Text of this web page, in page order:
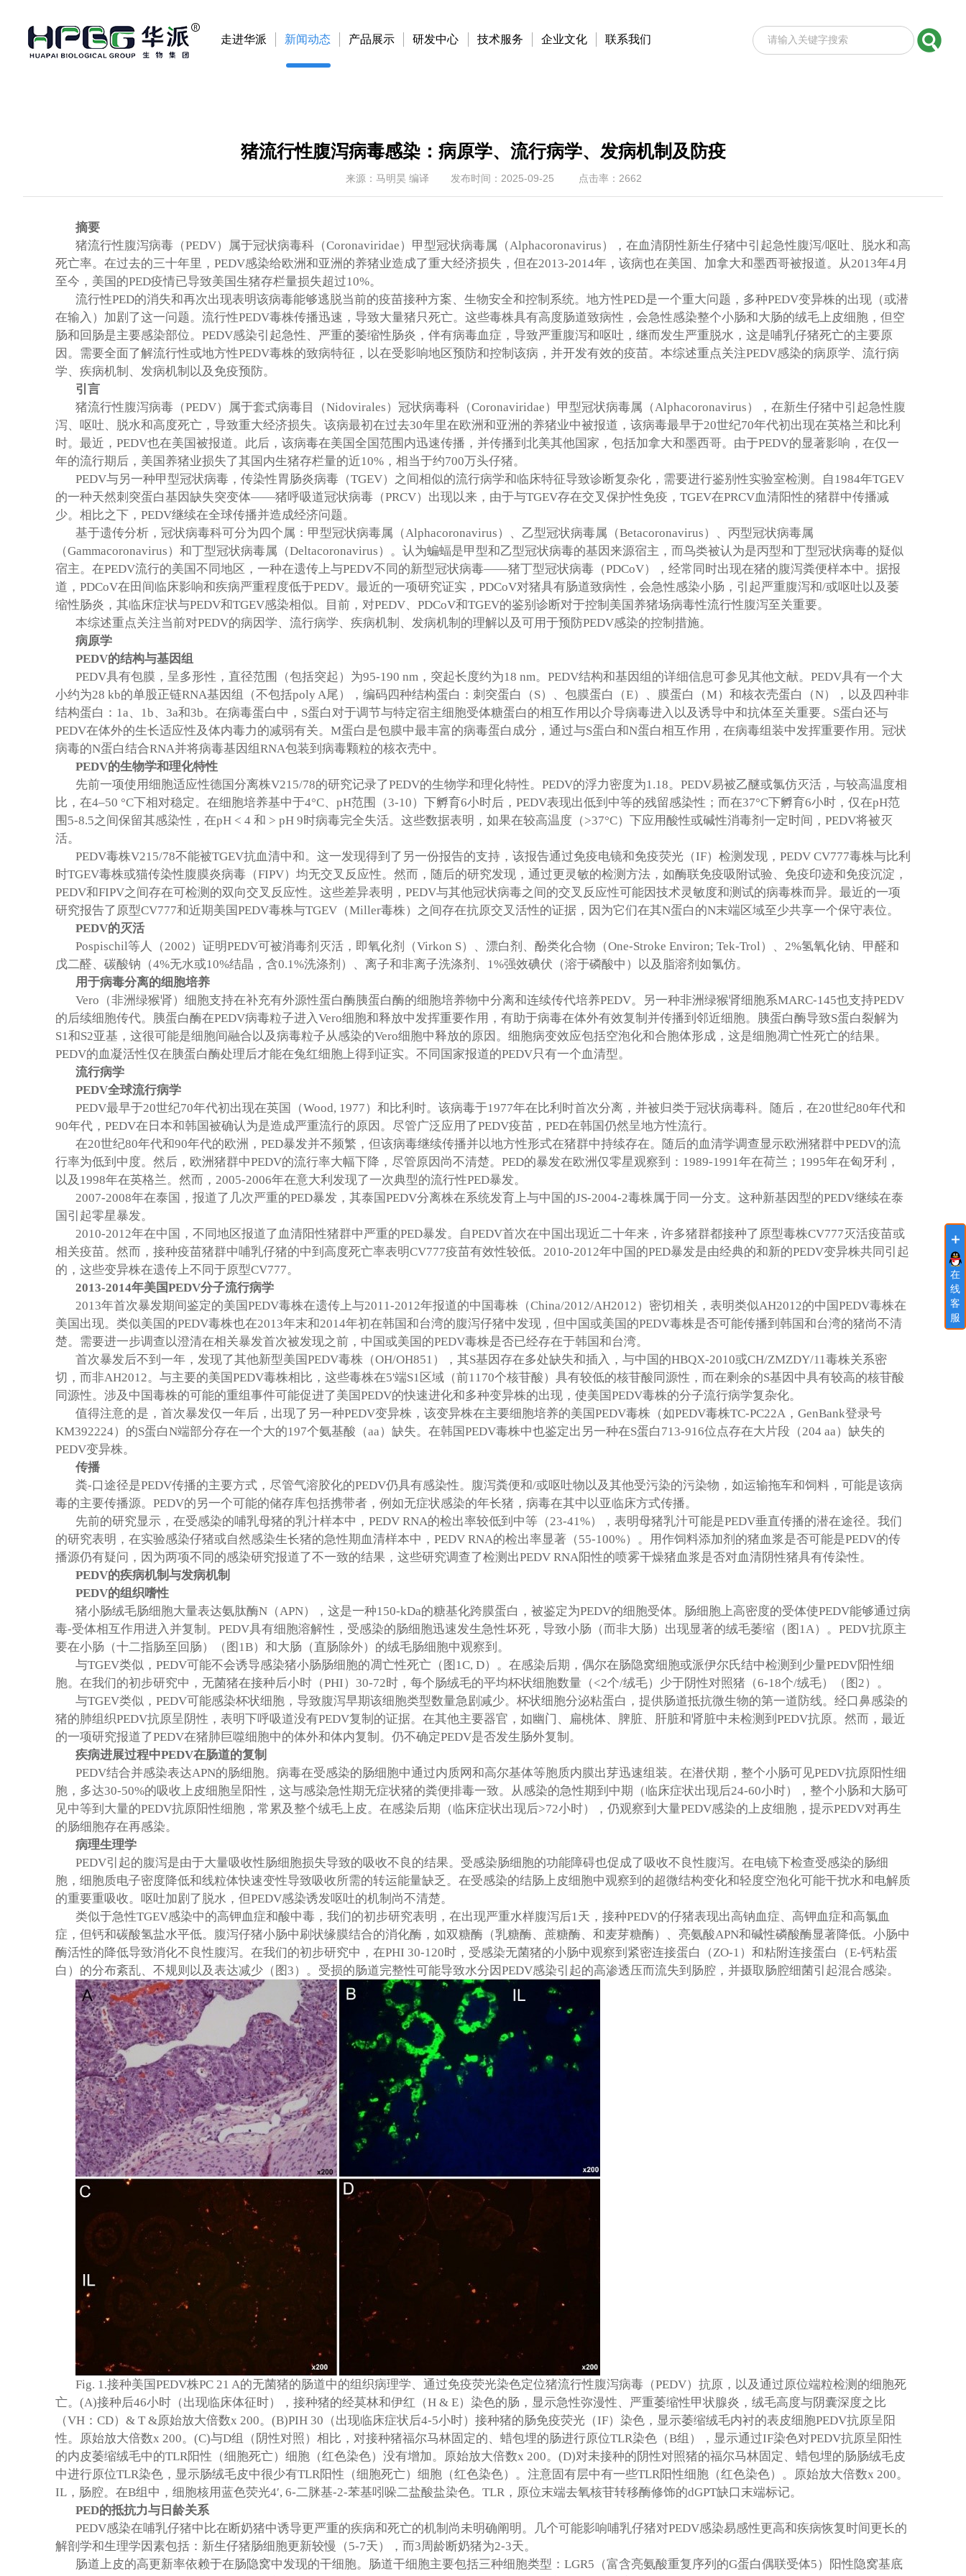
走进华派 新闻动态 产品展示 研发中心 技术服务 企业文化 联系我们
在
线
客
服
猪流行性腹泻病毒感染：病原学、流行病学、发病机制及防疫
来源：马明昊 编译 发布时间：2025-09-25 点击率：2662
摘要
猪流行性腹泻病毒（PEDV）属于冠状病毒科（Coronaviridae ）甲型冠状病毒属（Alphacoronavirus ），在血清阴性新生仔猪中引起急性腹泻/呕吐、脱水和高
死亡率。在过去的三十年里， PEDV感染给欧洲和亚洲的养猪业造成了重大经济损失，但在2013-2014年，该病也在美国、加拿大和墨西哥被报道。从2013年4月
至今，美国的PED疫情已导致美国生猪存栏量损失超过10%。
流行性PED的消失和再次出现表明该病毒能够逃脱当前的疫苗接种方案、生物安全和控制系统。地方性PED是一个重大问题，多种PEDV变异株的出现（或潜
在输入）加剧了这一问题。流行性PEDV毒株传播迅速，导致大量猪只死亡。这些毒株具有高度肠道致病性，会急性感染整个小肠和大肠的绒毛上皮细胞，但空
肠和回肠是主要感染部位。 PEDV感染引起急性、严重的萎缩性肠炎，伴有病毒血症，导致严重腹泻和呕吐，继而发生严重脱水，这是哺乳仔猪死亡的主要原
因。需要全面了解流行性或地方性PEDV毒株的致病特征，以在受影响地区预防和控制该病，并开发有效的疫苗。本综述重点关注PEDV感染的病原学、流行病
学、疾病机制、发病机制以及免疫预防。
引言
猪流行性腹泻病毒（PEDV）属于套式病毒目（Nidovirales ）冠状病毒科（Coronaviridae ）甲型冠状病毒属（Alphacoronavirus ），在新生仔猪中引起急性腹
泻、呕吐、脱水和高度死亡，导致重大经济损失。该病最初在过去30年里在欧洲和亚洲的养猪业中被报道，该病毒最早于20世纪70年代初出现在英格兰和比利
时。最近， PEDV也在美国被报道。此后，该病毒在美国全国范围内迅速传播，并传播到北美其他国家，包括加拿大和墨西哥。由于PEDV的显著影响，在仅一
年的流行期后，美国养猪业损失了其国内生猪存栏量的近10% ，相当于约700万头仔猪。
PEDV与另一种甲型冠状病毒，传染性胃肠炎病毒（TGEV）之间相似的流行病学和临床特征导致诊断复杂化，需要进行鉴别性实验室检测。自 1984年TGEV
的一种天然刺突蛋白基因缺失突变体——猪呼吸道冠状病毒（PRCV）出现以来，由于与TGEV存在交叉保护性免疫， TGEV在PRCV血清阳性的猪群中传播减
少。相比之下， PEDV继续在全球传播并造成经济问题。
基于遗传分析，冠状病毒科可分为四个属：甲型冠状病毒属（Alphacoronavirus ）、乙型冠状病毒属（Betacoronavirus ）、丙型冠状病毒属
（Gammacoronavirus ）和丁型冠状病毒属（Deltacoronavirus ）。认为蝙蝠是甲型和乙型冠状病毒的基因来源宿主，而鸟类被认为是丙型和丁型冠状病毒的疑似
宿主。在PEDV流行的美国不同地区，一种在遗传上与PEDV不同的新型冠状病毒——猪丁型冠状病毒（PDCoV），经常同时出现在猪的腹泻粪便样本中。据报
道， PDCoV在田间临床影响和疾病严重程度低于PEDV。最近的一项研究证实， PDCoV对猪具有肠道致病性，会急性感染小肠，引起严重腹泻和/或呕吐以及萎
缩性肠炎，其临床症状与PEDV和TGEV感染相似。目前，对PEDV、 PDCoV和TGEV的鉴别诊断对于控制美国养猪场病毒性流行性腹泻至关重要。
本综述重点关注当前对PEDV的病因学、流行病学、疾病机制、发病机制的理解以及可用于预防PEDV感染的控制措施。
病原学
PEDV的结构与基因组
PEDV具有包膜，呈多形性，直径范围（包括突起）为95-190 nm ，突起长度约为18 nm。 PEDV结构和基因组的详细信息可参见其他文献。 PEDV具有一个大
小约为28 kb的单股正链RNA基因组（不包括poly A尾），编码四种结构蛋白：刺突蛋白（S）、包膜蛋白（E）、膜蛋白（M）和核衣壳蛋白（N），以及四种非
结构蛋白： 1a、 1b、 3a和3b。在病毒蛋白中， S蛋白对于调节与特定宿主细胞受体糖蛋白的相互作用以介导病毒进入以及诱导中和抗体至关重要。 S蛋白还与
PEDV在体外的生长适应性及体内毒力的减弱有关。 M蛋白是包膜中最丰富的病毒蛋白成分，通过与S蛋白和N蛋白相互作用，在病毒组装中发挥重要作用。冠状
病毒的N蛋白结合RNA并将病毒基因组RNA包装到病毒颗粒的核衣壳中。
PEDV的生物学和理化特性
先前一项使用细胞适应性德国分离株V215/78的研究记录了PEDV的生物学和理化特性。 PEDV的浮力密度为1.18。 PEDV易被乙醚或氯仿灭活，与较高温度相
比，在4–50 °C下相对稳定。在细胞培养基中于4°C、 pH范围（3-10 ）下孵育6小时后， PEDV表现出低到中等的残留感染性；而在37°C下孵育6小时，仅在pH范
围 5-8.5之间保留其感染性，在pH < 4 和 > pH 9时病毒完全失活。这些数据表明，如果在较高温度（>37°C）下应用酸性或碱性消毒剂一定时间， PEDV将被灭
活。
PEDV毒株V215/78不能被TGEV抗血清中和。这一发现得到了另一份报告的支持，该报告通过免疫电镜和免疫荧光（IF）检测发现， PEDV CV777毒株与比利
时TGEV毒株或猫传染性腹膜炎病毒（FIPV）均无交叉反应性。然而，随后的研究发现，通过更灵敏的检测方法，如酶联免疫吸附试验、免疫印迹和免疫沉淀，
PEDV和FIPV之间存在可检测的双向交叉反应性。这些差异表明， PEDV与其他冠状病毒之间的交叉反应性可能因技术灵敏度和测试的病毒株而异。最近的一项
研究报告了原型CV777和近期美国PEDV毒株与TGEV （Miller毒株）之间存在抗原交叉活性的证据，因为它们在其N蛋白的N末端区域至少共享一个保守表位。
PEDV的灭活
Pospischil等人（2002 ）证明PEDV可被消毒剂灭活，即氧化剂（Virkon S）、漂白剂、酚类化合物（One-Stroke Environ; Tek-Trol）、 2%氢氧化钠、甲醛和
戊二醛、碳酸钠（4%无水或10%结晶，含0.1%洗涤剂）、离子和非离子洗涤剂、 1%强效碘伏（溶于磷酸中）以及脂溶剂如氯仿。
用于病毒分离的细胞培养
Vero （非洲绿猴肾）细胞支持在补充有外源性蛋白酶胰蛋白酶的细胞培养物中分离和连续传代培养PEDV。另一种非洲绿猴肾细胞系MARC-145也支持PEDV
的后续细胞传代。胰蛋白酶在PEDV病毒粒子进入Vero细胞和释放中发挥重要作用，有助于病毒在体外有效复制并传播到邻近细胞。胰蛋白酶导致S蛋白裂解为
S1和S2亚基，这很可能是细胞间融合以及病毒粒子从感染的Vero细胞中释放的原因。细胞病变效应包括空泡化和合胞体形成，这是细胞凋亡性死亡的结果。
PEDV的血凝活性仅在胰蛋白酶处理后才能在兔红细胞上得到证实。不同国家报道的PEDV只有一个血清型。
流行病学
PEDV全球流行病学
PEDV最早于20世纪70年代初出现在英国（Wood, 1977 ）和比利时。该病毒于1977年在比利时首次分离，并被归类于冠状病毒科。随后，在20世纪80年代和
90年代， PEDV在日本和韩国被确认为是造成严重流行的原因。尽管广泛应用了PEDV疫苗， PED在韩国仍然呈地方性流行。
在20世纪80年代和90年代的欧洲， PED暴发并不频繁，但该病毒继续传播并以地方性形式在猪群中持续存在。随后的血清学调查显示欧洲猪群中PEDV的流
行率为低到中度。然后，欧洲猪群中PEDV的流行率大幅下降，尽管原因尚不清楚。 PED的暴发在欧洲仅零星观察到： 1989-1991年在荷兰； 1995年在匈牙利，
以及 1998年在英格兰。然而， 2005-2006年在意大利发现了一次典型的流行性PED暴发。
2007-2008年在泰国，报道了几次严重的PED暴发，其泰国PEDV分离株在系统发育上与中国的JS-2004-2毒株属于同一分支。这种新基因型的PEDV继续在泰
国引起零星暴发。
2010-2012年在中国，不同地区报道了血清阳性猪群中严重的PED暴发。自PEDV首次在中国出现近二十年来，许多猪群都接种了原型毒株CV777灭活疫苗或
相关疫苗。然而，接种疫苗猪群中哺乳仔猪的中到高度死亡率表明CV777疫苗有效性较低。 2010-2012年中国的PED暴发是由经典的和新的PEDV变异株共同引起
的，这些变异株在遗传上不同于原型CV777。
2013-2014年美国PEDV分子流行病学
2013年首次暴发期间鉴定的美国PEDV毒株在遗传上与2011-2012年报道的中国毒株（China/2012/AH2012 ）密切相关，表明类似AH2012的中国PEDV毒株在
美国出现。类似美国的PEDV毒株也在2013年末和2014年初在韩国和台湾的腹泻仔猪中发现，但中国或美国的PEDV毒株是否可能传播到韩国和台湾的猪尚不清
楚。需要进一步调查以澄清在相关暴发首次被发现之前，中国或美国的PEDV毒株是否已经存在于韩国和台湾。
首次暴发后不到一年，发现了其他新型美国PEDV毒株（OH/OH851 ），其S基因存在多处缺失和插入，与中国的HBQX-2010或CH/ZMZDY/11毒株关系密
切，而非AH2012。与主要的美国PEDV毒株相比，这些毒株在5'端S1区域（前1170个核苷酸）具有较低的核苷酸同源性，而在剩余的S基因中具有较高的核苷酸
同源性。涉及中国毒株的可能的重组事件可能促进了美国PEDV的快速进化和多种变异株的出现，使美国PEDV毒株的分子流行病学复杂化。
值得注意的是，首次暴发仅一年后，出现了另一种PEDV变异株，该变异株在主要细胞培养的美国PEDV毒株（如PEDV毒株TC-PC22A ， GenBank登录号
KM392224）的S蛋白N端部分存在一个大的197个氨基酸（aa ）缺失。在韩国PEDV毒株中也鉴定出另一种在S蛋白 713-916位点存在大片段（204 aa ）缺失的
PEDV变异株。
传播
粪-口途径是PEDV传播的主要方式，尽管气溶胶化的PEDV仍具有感染性。腹泻粪便和/或呕吐物以及其他受污染的污染物，如运输拖车和饲料，可能是该病
毒的主要传播源。 PEDV的另一个可能的储存库包括携带者，例如无症状感染的年长猪，病毒在其中以亚临床方式传播。
先前的研究显示，在受感染的哺乳母猪的乳汁样本中， PEDV RNA的检出率较低到中等（23-41%），表明母猪乳汁可能是PEDV垂直传播的潜在途径。我们
的研究表明，在实验感染仔猪或自然感染生长猪的急性期血清样本中， PEDV RNA的检出率显著（55-100%）。用作饲料添加剂的猪血浆是否可能是PEDV的传
播源仍有疑问，因为两项不同的感染研究报道了不一致的结果，这些研究调查了检测出PEDV RNA阳性的喷雾干燥猪血浆是否对血清阴性猪具有传染性。
PEDV的疾病机制与发病机制
PEDV的组织嗜性
猪小肠绒毛肠细胞大量表达氨肽酶N （APN），这是一种150-kDa的糖基化跨膜蛋白，被鉴定为PEDV的细胞受体。肠细胞上高密度的受体使PEDV能够通过病
毒-受体相互作用进入并复制。 PEDV具有细胞溶解性，受感染的肠细胞迅速发生急性坏死，导致小肠（而非大肠）出现显著的绒毛萎缩（图 1A）。 PEDV抗原主
要在小肠（十二指肠至回肠）（图 1B）和大肠（直肠除外）的绒毛肠细胞中观察到。
与TGEV类似， PEDV可能不会诱导感染猪小肠肠细胞的凋亡性死亡（图 1C, D）。在感染后期，偶尔在肠隐窝细胞或派伊尔氏结中检测到少量PEDV阳性细
胞。在我们的初步研究中，无菌猪在接种后小时（PHI ） 30-72时，每个肠绒毛的平均杯状细胞数量（<2个/绒毛）少于阴性对照猪（6-18个/绒毛）（图2 ）。
与TGEV类似， PEDV可能感染杯状细胞，导致腹泻早期该细胞类型数量急剧减少。杯状细胞分泌粘蛋白，提供肠道抵抗微生物的第一道防线。经口鼻感染的
猪的肺组织PEDV抗原呈阴性，表明下呼吸道没有PEDV复制的证据。在其他主要器官，如幽门、扁桃体、脾脏、肝脏和肾脏中未检测到 PEDV抗原。然而，最近
的一项研究报道了PEDV在猪肺巨噬细胞中的体外和体内复制。仍不确定PEDV是否发生肠外复制。
疾病进展过程中PEDV在肠道的复制
PEDV结合并感染表达APN的肠细胞。病毒在受感染的肠细胞中通过内质网和高尔基体等胞质内膜出芽迅速组装。在潜伏期，整个小肠可见PEDV抗原阳性细
胞，多达30-50%的吸收上皮细胞呈阳性，这与感染急性期无症状猪的粪便排毒一致。从感染的急性期到中期（临床症状出现后24-60小时），整个小肠和大肠可
见中等到大量的PEDV抗原阳性细胞，常累及整个绒毛上皮。在感染后期（临床症状出现后>72小时），仍观察到大量PEDV感染的上皮细胞，提示PEDV对再生
的肠细胞存在再感染。
病理生理学
PEDV引起的腹泻是由于大量吸收性肠细胞损失导致的吸收不良的结果。受感染肠细胞的功能障碍也促成了吸收不良性腹泻。在电镜下检查受感染的肠细
胞，细胞质电子密度降低和线粒体快速变性导致吸收所需的转运能量缺乏。在受感染的结肠上皮细胞中观察到的超微结构变化和轻度空泡化可能干扰水和电解质
的重要重吸收。呕吐加剧了脱水，但PEDV感染诱发呕吐的机制尚不清楚。
类似于急性TGEV感染中的高钾血症和酸中毒，我们的初步研究表明，在出现严重水样腹泻后1天，接种PEDV的仔猪表现出高钠血症、高钾血症和高氯血
症，但钙和碳酸氢盐水平低。腹泻仔猪小肠中刷状缘膜结合的消化酶，如双糖酶（乳糖酶、蔗糖酶、和麦芽糖酶）、亮氨酸APN和碱性磷酸酶显著降低。小肠中
酶活性的降低导致消化不良性腹泻。在我们的初步研究中，在PHI 30-120时，受感染无菌猪的小肠中观察到紧密连接蛋白（ZO-1 ）和粘附连接蛋白（E-钙粘蛋
白）的分布紊乱、不规则以及表达减少（图3 ）。受损的肠道完整性可能导致水分因PEDV感染引起的高渗透压而流失到肠腔，并摄取肠腔细菌引起混合感染。
Fig. 1.接种美国PEDV株PC 21 A的无菌猪的肠道中的组织病理学、通过免疫荧光染色定位猪流行性腹泻病毒（PEDV）抗原，以及通过原位端粒检测的细胞死
亡。 (A)接种后46小时（出现临床体征时），接种猪的经莫林和伊红（H & E）染色的肠，显示急性弥漫性、严重萎缩性甲状腺炎，绒毛高度与阴囊深度之比
（VH ： CD） & T &原始放大倍数x 200。 (B)PIH 30 （出现临床症状后4-5小时）接种猪的肠免疫荧光（IF）染色，显示萎缩绒毛内衬的表皮细胞PEDV抗原呈阳
性。原始放大倍数x 200。 (C)与D组（阴性对照）相比，对接种猪福尔马林固定的、蜡包埋的肠进行原位TLR染色（B组），显示通过IF染色对PEDV抗原呈阳性
的内皮萎缩绒毛中的TLR阳性（细胞死亡）细胞（红色染色）没有增加。原始放大倍数x 200。 (D)对未接种的阴性对照猪的福尔马林固定、蜡包埋的肠肠绒毛皮
中进行原位TLR染色，显示肠绒毛皮中很少有TLR阳性（细胞死亡）细胞（红色染色）。注意固有层中有一些TLR阳性细胞（红色染色）。原始放大倍数x 200。
IL ，肠腔。在B组中，细胞核用蓝色荧光4′, 6-二脒基-2-苯基吲哚二盐酸盐染色。 TLR ，原位末端去氧核苷转移酶修饰的dGPT缺口末端标记。
PED的抵抗力与日龄关系
PEDV感染在哺乳仔猪中比在断奶猪中诱导更严重的疾病和死亡的机制尚未明确阐明。几个可能影响哺乳仔猪对PEDV感染易感性更高和疾病恢复时间更长的
解剖学和生理学因素包括：新生仔猪肠细胞更新较慢（5-7天），而3周龄断奶猪为2-3天。
肠道上皮的高更新率依赖于在肠隐窝中发现的干细胞。肠道干细胞主要包括三种细胞类型： LGR5 （富含亮氨酸重复序列的G蛋白偶联受体5 ）阳性隐窝基底